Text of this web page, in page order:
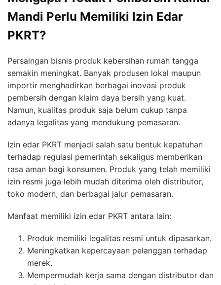
Mandi Perlu Memiliki Izin Edar
PKRT?
Persaingan bisnis produk kebersihan rumah tangga
semakin meningkat. Banyak produsen lokal maupun
importir menghadirkan berbagai inovasi produk
pembersih dengan klaim daya bersih yang kuat.
Namun, kualitas produk saja belum cukup tanpa
adanya legalitas yang mendukung pemasaran.
Izin edar PKRT menjadi salah satu bentuk kepatuhan
terhadap regulasi pemerintah sekaligus memberikan
rasa aman bagi konsumen. Produk yang telah memiliki
izin resmi juga lebih mudah diterima oleh distributor,
toko modern, dan berbagai jalur pemasaran.
Manfaat memiliki izin edar PKRT antara lain:
Produk memiliki legalitas resmi untuk dipasarkan.
Meningkatkan kepercayaan pelanggan terhadap
merek.
Mempermudah kerja sama dengan distributor dan